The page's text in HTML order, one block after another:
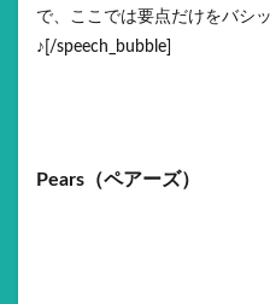
で、ここでは要点だけをバシ
♪[/speech_bubble]
Pears（ペアーズ）